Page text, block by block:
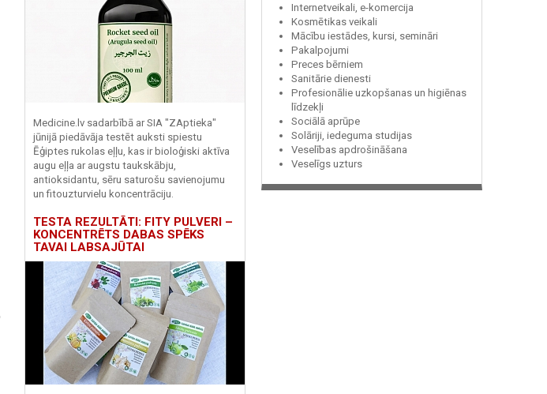
Medicine.lv sadarbībā ar SIA "ZAptieka"
jūnijā piedāvāja testēt auksti spiestu
Ēģiptes rukolas eļļu, kas ir bioloģiski aktīva
augu eļļa ar augstu taukskābju,
antioksidantu, sēru saturošu savienojumu
un fitouzturvielu koncentrāciju.
TESTA REZULTĀTI: FITY PULVERI –
KONCENTRĒTS DABAS SPĒKS
TAVAI LABSAJŪTAI
Internetveikali, e-komercija
Kosmētikas veikali
Mācību iestādes, kursi, semināri
Pakalpojumi
Preces bērniem
Sanitārie dienesti
Profesionālie uzkopšanas un higiēnas
līdzekļi
Sociālā aprūpe
Solāriji, iedeguma studijas
Veselības apdrošināšana
Veselīgs uzturs